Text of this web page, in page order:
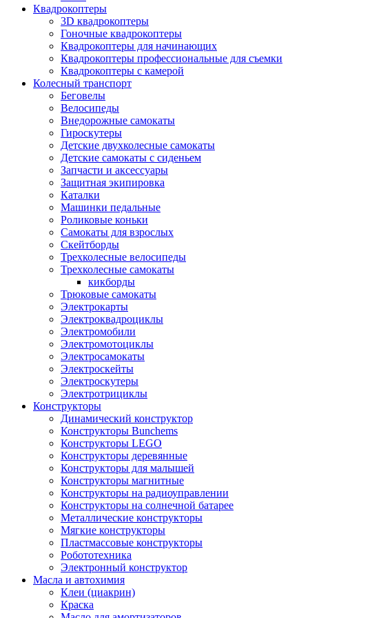
Квадрокоптеры
3D квадрокоптеры
Гоночные квадрокоптеры
Квадрокоптеры для начинающих
Квадрокоптеры профессиональные для съемки
Квадрокоптеры с камерой
Колесный транспорт
Беговелы
Велосипеды
Внедорожные самокаты
Гироскутеры
Детские двухколесные самокаты
Детские самокаты с сиденьем
Запчасти и аксессуары
Защитная экипировка
Каталки
Машинки педальные
Роликовые коньки
Самокаты для взрослых
Скейтборды
Трехколесные велосипеды
Трехколесные самокаты
кикборды
Трюковые самокаты
Электрокарты
Электроквадроциклы
Электромобили
Электромотоциклы
Электросамокаты
Электроскейты
Электроскутеры
Электротрициклы
Конструкторы
Динамический конструктор
Конструкторы Bunchems
Конструкторы LEGO
Конструкторы деревянные
Конструкторы для малышей
Конструкторы магнитные
Конструкторы на радиоуправлении
Конструкторы на солнечной батарее
Металлические конструкторы
Мягкие конструкторы
Пластмассовые конструкторы
Робототехника
Электронный конструктор
Масла и автохимия
Клеи (циакрин)
Краска